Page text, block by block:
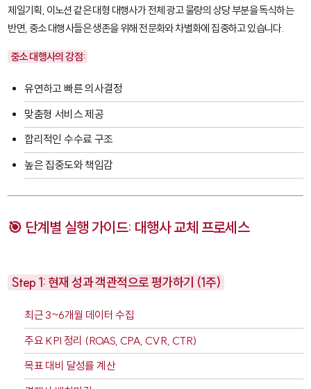
제일기획, 이노션 같은 대형 대행사가 전체 광고 물량의 상당 부분을 독식하는
반면, 중소 대행사들은 생존을 위해 전문화와 차별화에 집중하고 있습니다.
중소 대행사의 강점:
유연하고 빠른 의사결정
맞춤형 서비스 제공
합리적인 수수료 구조
높은 집중도와 책임감
🎯 단계별 실행 가이드: 대행사 교체 프로세스
Step 1: 현재 성과 객관적으로 평가하기 (1주)
최근 3~6개월 데이터 수집
주요 KPI 정리 (ROAS, CPA, CVR, CTR)
목표 대비 달성률 계산